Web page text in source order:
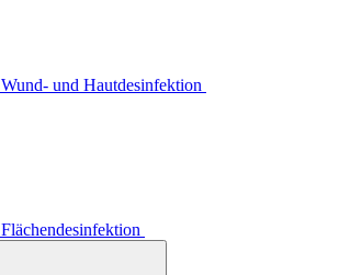
Wund- und Hautdesinfektion
Flächendesinfektion